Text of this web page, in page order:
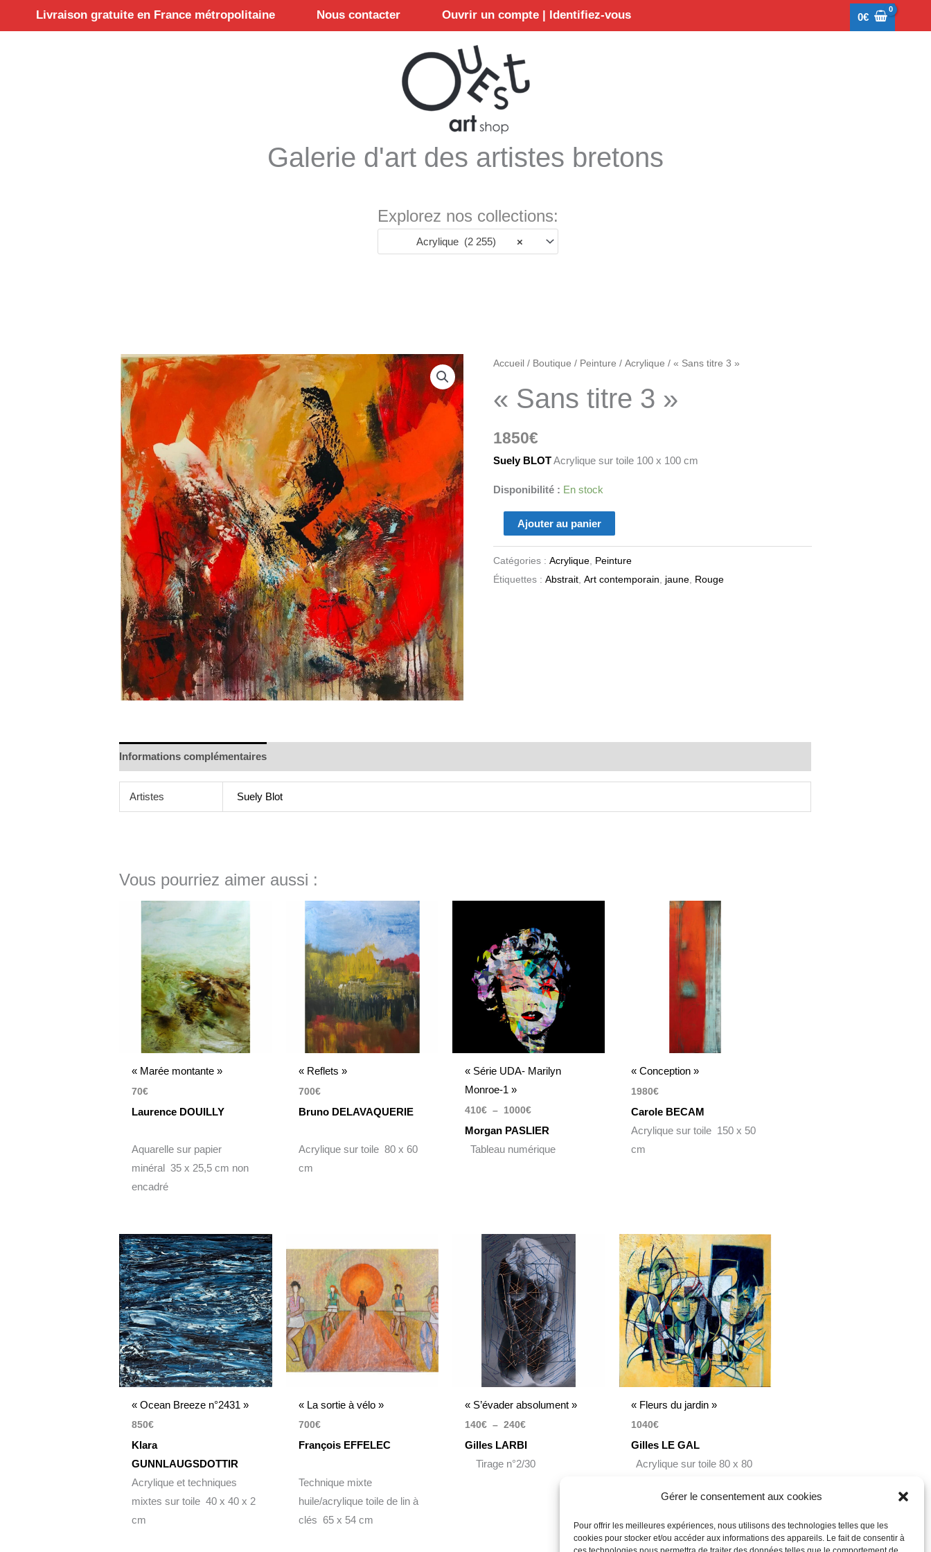
Gérer le consentement aux cookies
Pour offrir les meilleures expériences, nous utilisons des technologies telles que les
cookies pour stocker et/ou accéder aux informations des appareils. Le fait de consentir à
Livraison gratuite en France métropolitaine Nous contacter Ouvrir un compte | Identifiez-vous 0€
Galerie d'art des artistes bretons
Explorez nos collections:
×
Acrylique (2 255)
Accueil / Boutique / Peinture / Acrylique / « Sans titre 3 »
« Sans titre 3 »
1850€
Suely BLOTAcrylique sur toile 100 x 100 cm
Disponibilité : En stock
quantité
"Sans
3"
Ajouter au panier
Catégories : Acrylique
Peinture
Étiquettes : Abstrait Art contemporain jaune Rouge
Informations complémentaires
Artistes Suely Blot
Vous pourriez aimer aussi :
« Marée montante »
70€
Laurence DOUILLY
Aquarelle sur papier
minéral 35 x 25,5 cm non
encadré
« Reflets »
700€
Bruno DELAVAQUERIE
Acrylique sur toile 80 x 60
cm
« Série UDA- Marilyn
Monroe-1 »
410€ – 1000€
prix :
410€
à
1000€
Morgan PASLIER
Tableau numérique
« Conception »
1980€
Carole BECAM
Acrylique sur toile 150 x 50
cm
« Ocean Breeze n°2431 »
850€
Klara
GUNNLAUGSDOTTIR
Acrylique et techniques
mixtes sur toile 40 x 40 x 2
cm
« La sortie à vélo »
700€
François EFFELEC
Technique mixte
huile/acrylique toile de lin à
clés 65 x 54 cm
« S’évader absolument »
140€ – 240€
Plage
de
prix :
140€
à
240€
Gilles LARBI
Tirage n°2/30
« Fleurs du jardin »
1040€
Gilles LE GAL
Acrylique sur toile 80 x 80